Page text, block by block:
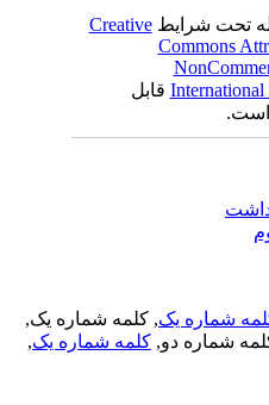
تحت شرایطCreative
Commons
قابل
شماره یک, کلمه شماره یک,
شماره دو,کلمه شماره یک,